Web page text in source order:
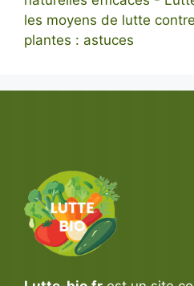
les moyens de lutte
plantes : astuces